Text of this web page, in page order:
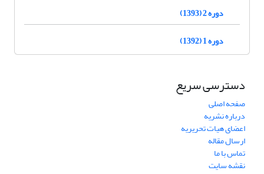
دوره 2 (1393)
دوره 1 (1392)
دسترسی سریع
صفحه اصلی
درباره نشریه
اعضای هیات تحریریه
ارسال مقاله
تماس با ما
نقشه سایت